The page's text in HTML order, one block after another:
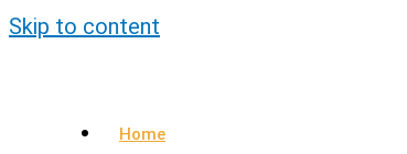
Skip to content
Home